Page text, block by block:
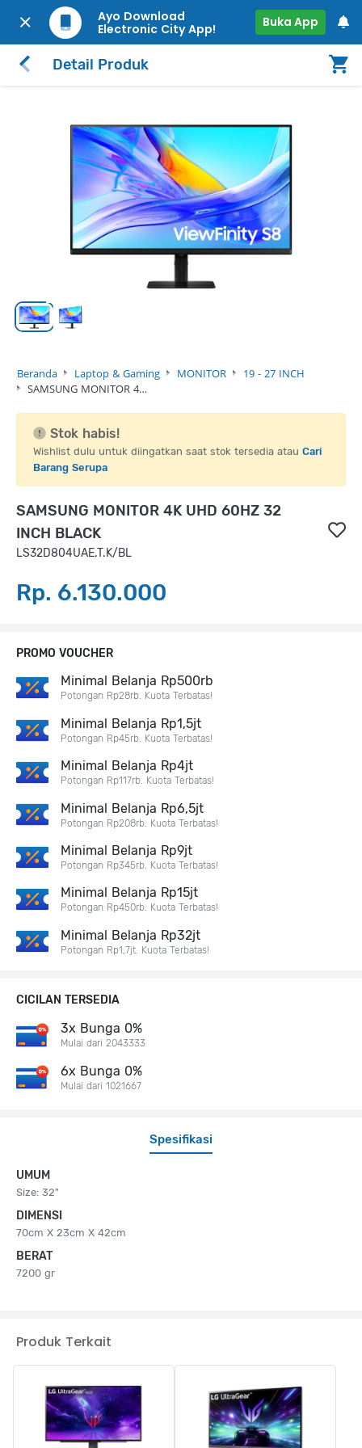
Ayo Download
Electronic City App!
Buka App
Detail Produk
Beranda Laptop & Gaming MONITOR
19 - 27 INCH
SAMSUNG MONITOR 4…
Stok habis!
Wishlist dulu untuk diingatkan saat stok tersedia atau Cari
Barang Serupa
SAMSUNG MONITOR 4K UHD 60HZ 32
INCH BLACK
LS32D804UAE.T.K/BL
Rp. 6.130.000
Spesifikasi
UMUM
Size: 32"
DIMENSI
70cm X 23cm X 42cm
BERAT
7200 gr
PROMO VOUCHER
Minimal Belanja Rp500rb
Potongan Rp28rb. Kuota Terbatas!
Minimal Belanja Rp1,5jt
Potongan Rp45rb. Kuota Terbatas!
Minimal Belanja Rp4jt
Potongan Rp117rb. Kuota Terbatas!
Minimal Belanja Rp6,5jt
Potongan Rp208rb. Kuota Terbatas!
Minimal Belanja Rp9jt
Potongan Rp345rb. Kuota Terbatas!
Minimal Belanja Rp15jt
Potongan Rp450rb. Kuota Terbatas!
Minimal Belanja Rp32jt
Potongan Rp1,7jt. Kuota Terbatas!
CICILAN TERSEDIA
3x Bunga 0%
Mulai dari 2043333
6x Bunga 0%
Mulai dari 1021667
Produk Terkait